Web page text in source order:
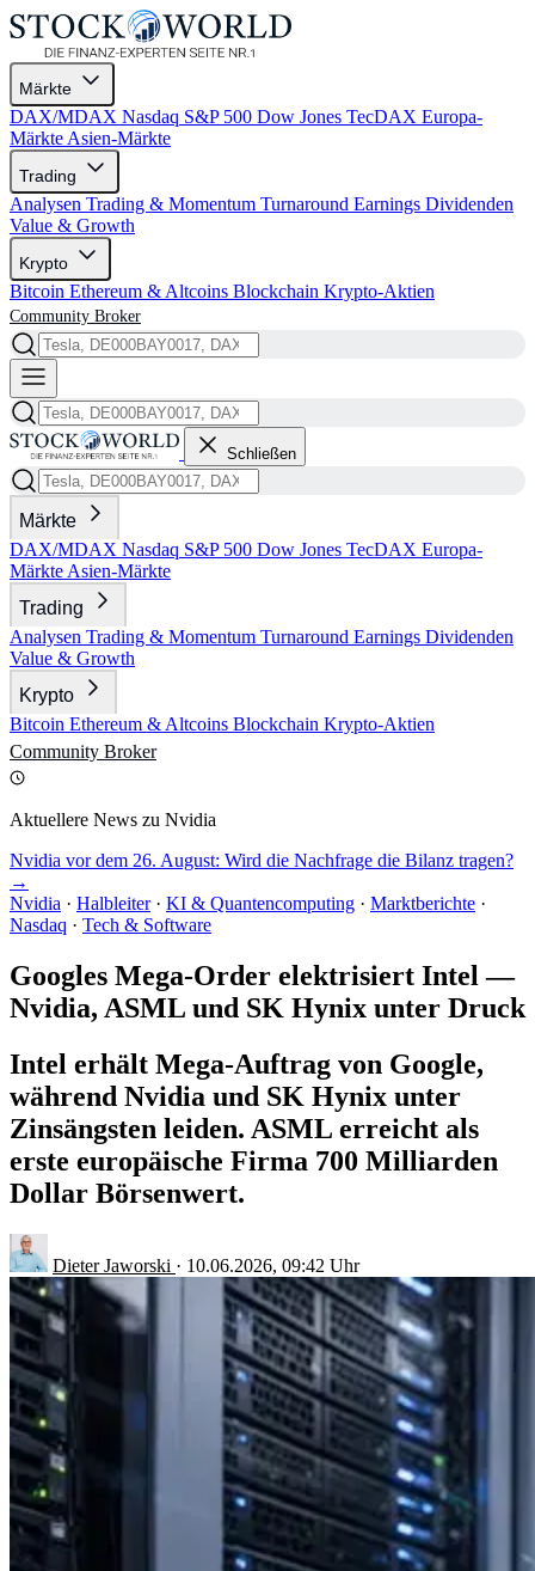
Märkte
DAX/MDAX Nasdaq S&P 500 Dow Jones TecDAX Europa-
Märkte Asien-Märkte
Trading
Analysen Trading & Momentum Turnaround Earnings Dividenden
Value & Growth
Krypto
Bitcoin Ethereum & Altcoins Blockchain Krypto-Aktien
Community Broker
Schließen
Märkte
DAX/MDAX Nasdaq S&P 500 Dow Jones TecDAX Europa-
Märkte Asien-Märkte
Trading
Analysen Trading & Momentum Turnaround Earnings Dividenden
Value & Growth
Krypto
Bitcoin Ethereum & Altcoins Blockchain Krypto-Aktien
Community Broker
Aktuellere News zu Nvidia
Nvidia vor dem 26. August: Wird die Nachfrage die Bilanz tragen?
→
Nvidia · Halbleiter · KI & Quantencomputing · Marktberichte ·
Nasdaq · Tech & Software
Googles Mega-Order elektrisiert Intel —
Nvidia, ASML und SK Hynix unter Druck
Intel erhält Mega-Auftrag von Google,
während Nvidia und SK Hynix unter
Zinsängsten leiden. ASML erreicht als
erste europäische Firma 700 Milliarden
Dollar Börsenwert.
Dieter Jaworski · 10.06.2026, 09:42 Uhr